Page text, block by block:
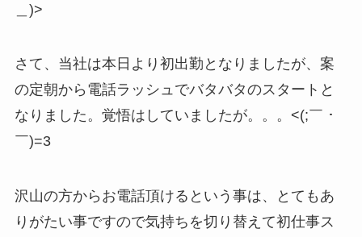
＿)>
さて、当社は本日より初出勤となりましたが、案
の定朝から電話ラッシュでバタバタのスタートと
なりました。覚悟はしていましたが。。。<(;￣ ･
￣)=3
沢山の方からお電話頂けるという事は、とてもあ
りがたい事ですので気持ちを切り替えて初仕事ス